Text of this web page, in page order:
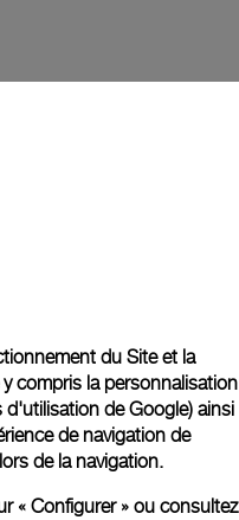
du Site et la
compris la personnalisation
d'utilisation de Google) ainsi
de navigation de
de la navigation.
« Configurer » ou consultez